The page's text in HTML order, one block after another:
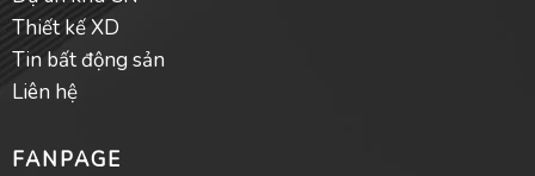
Thiết kế XD
Tin bất động sản
Liên hệ
FANPAGE